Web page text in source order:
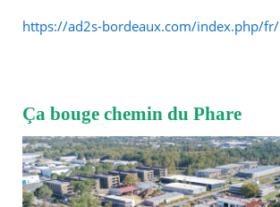
RECHERCHER ...
https://ad2s-bordeaux.com/index.php/fr/
Ça bouge chemin du Phare